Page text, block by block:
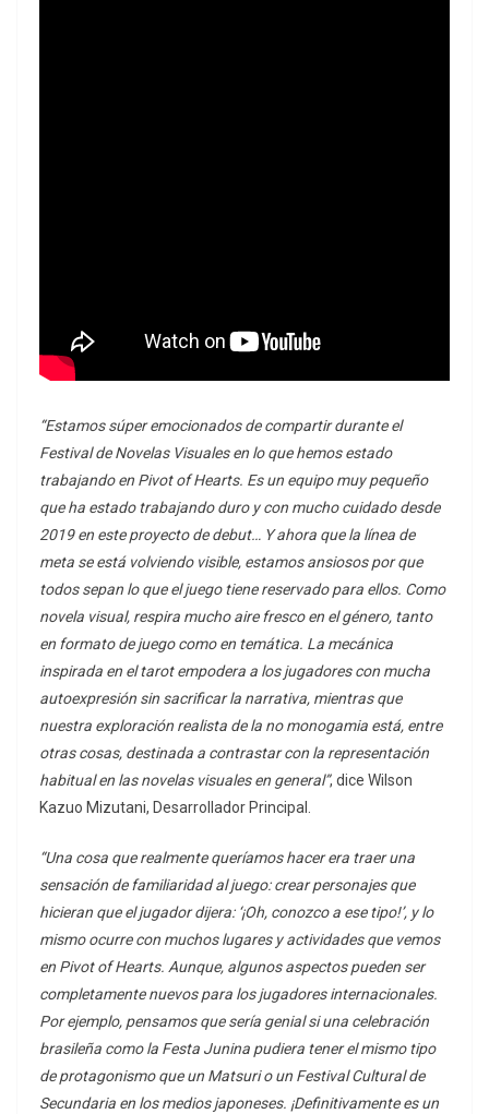
“Estamos súper emocionados de compartir durante el
Festival de Novelas Visuales en lo que hemos estado
trabajando en Pivot of Hearts. Es un equipo muy pequeño
que ha estado trabajando duro y con mucho cuidado desde
2019 en este proyecto de debut… Y ahora que la línea de
meta se está volviendo visible, estamos ansiosos por que
todos sepan lo que el juego tiene reservado para ellos. Como
novela visual, respira mucho aire fresco en el género, tanto
en formato de juego como en temática. La mecánica
inspirada en el tarot empodera a los jugadores con mucha
autoexpresión sin sacrificar la narrativa, mientras que
nuestra exploración realista de la no monogamia está, entre
otras cosas, destinada a contrastar con la representación
habitual en las novelas visuales en general”, dice Wilson
Kazuo Mizutani, Desarrollador Principal.
“Una cosa que realmente queríamos hacer era traer una
sensación de familiaridad al juego: crear personajes que
hicieran que el jugador dijera: ‘¡Oh, conozco a ese tipo!’, y lo
mismo ocurre con muchos lugares y actividades que vemos
en Pivot of Hearts. Aunque, algunos aspectos pueden ser
completamente nuevos para los jugadores internacionales.
Por ejemplo, pensamos que sería genial si una celebración
brasileña como la Festa Junina pudiera tener el mismo tipo
de protagonismo que un Matsuri o un Festival Cultural de
Secundaria en los medios japoneses. ¡Definitivamente es un